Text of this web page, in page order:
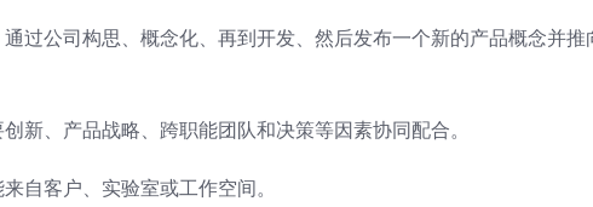
过公司构思、概念化、再到开发、然后发布一个新的产品概念并推
新、产品战略、跨职能团队和决策等因素协同配合。
自客户、实验室或工作空间。